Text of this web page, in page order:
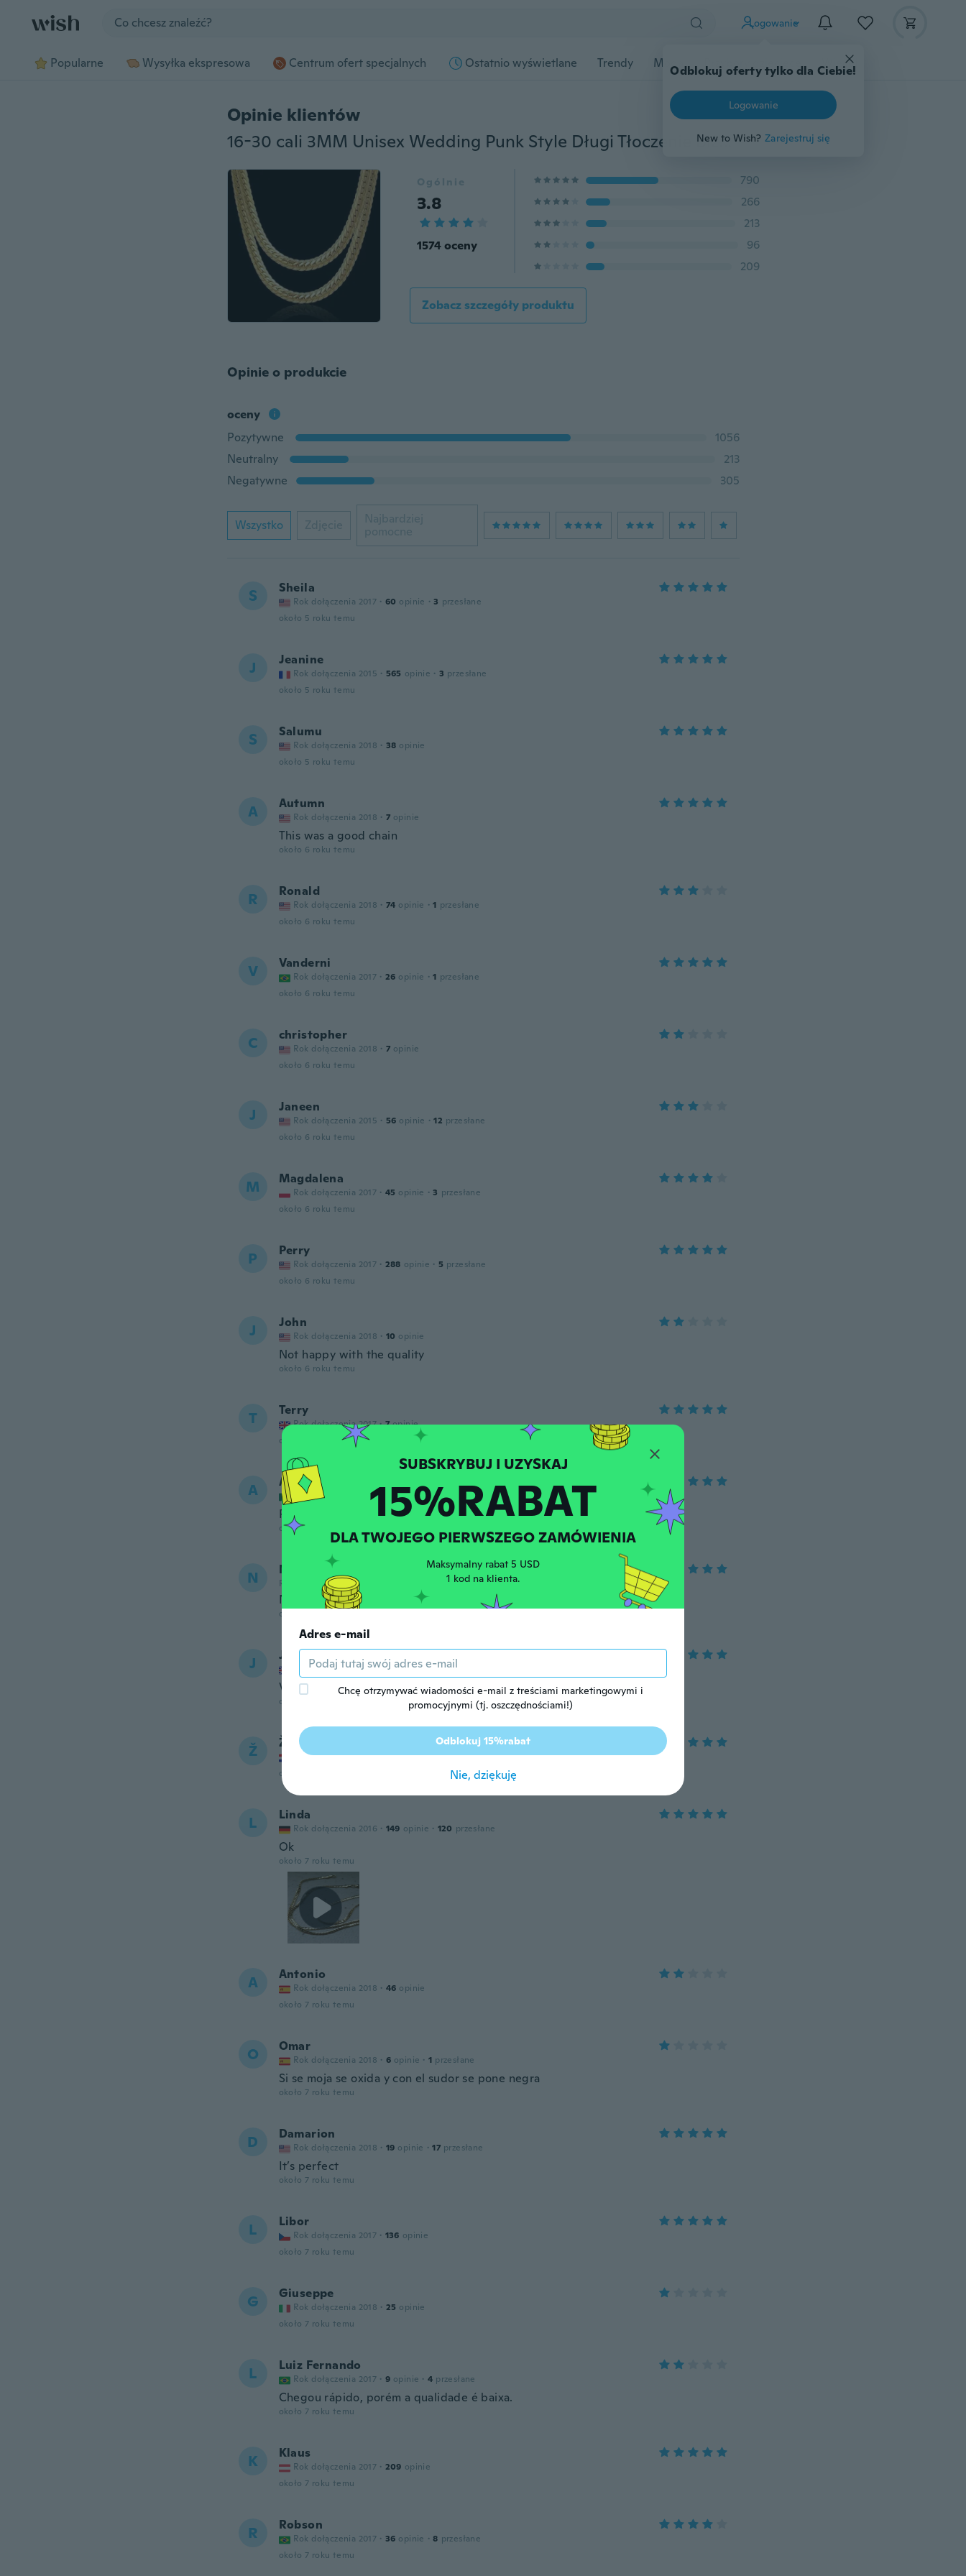
Logowanie
Odblokuj oferty tylko dla Ciebie!
Logowanie
New to Wish? Zarejestruj się
Popularne Wysyłka ekspresowa Centrum ofert specjalnych Ostatnio wyświetlane Trendy Moda Przybory dziecięce Więcej
Opinie klientów
16-30 cali 3MM Unisex Wedding Punk Style Długi Tłoczenie Biżuteria Naszyjnik Łańcuch Obojczyka Węża
Ogólnie
3.8
1574 oceny
790
266
213
96
209
Zobacz szczegóły produktu
Opinie o produkcie
oceny
Pozytywne
1056
Neutralny
213
Negatywne
305
Wszystko Zdjęcie
Najbardziej
pomocne
S Sheila
Rok dołączenia 2017 · 60 opinie · 3 przesłane
około 5 roku temu
J Jeanine
Rok dołączenia 2015 · 565 opinie · 3 przesłane
około 5 roku temu
S Salumu
Rok dołączenia 2018 · 38 opinie
około 5 roku temu
A Autumn
Rok dołączenia 2018 · 7 opinie
This was a good chain
około 6 roku temu
R Ronald
Rok dołączenia 2018 · 74 opinie · 1 przesłane
około 6 roku temu
V Vanderni
Rok dołączenia 2017 · 26 opinie · 1 przesłane
około 6 roku temu
C christopher
Rok dołączenia 2018 · 7 opinie
około 6 roku temu
J Janeen
Rok dołączenia 2015 · 56 opinie · 12 przesłane
około 6 roku temu
M Magdalena
Rok dołączenia 2017 · 45 opinie · 3 przesłane
około 6 roku temu
P Perry
Rok dołączenia 2017 · 288 opinie · 5 przesłane
około 6 roku temu
J John
Rok dołączenia 2018 · 10 opinie
Not happy with the quality
około 6 roku temu
T Terry
Rok dołączenia 2017 · 7 opinie
około 6 roku temu
A Arturo
Rok dołączenia 2017 opinie · 6 przesłane
Perfecto
około 6 roku temu
N NameDeleted
Rok dołączenia 2017 przesłane
Nice
około 6 roku temu
J John
Rok dołączenia 2018 · 11 opinie · 1 przesłane
Very nice
około 6 roku temu
Ž Željko
Rok dołączenia 2018 · 79 opinie · 1 przesłane
około 7 roku temu
L Linda
Rok dołączenia 2016 · 149 opinie · 120 przesłane
Ok
około 7 roku temu
A Antonio
Rok dołączenia 2018 · 46 opinie
około 7 roku temu
O Omar
Rok dołączenia 2018 · 6 opinie · 1 przesłane
Si se moja se oxida y con el sudor se pone negra
około 7 roku temu
D Damarion
Rok dołączenia 2018 · 19 opinie · 17 przesłane
It’s perfect
około 7 roku temu
L Libor
Rok dołączenia 2017 · 136 opinie
około 7 roku temu
G Giuseppe
Rok dołączenia 2018 · 25 opinie
około 7 roku temu
L Luiz Fernando
Rok dołączenia 2017 · 9 opinie · 4 przesłane
Chegou rápido, porém a qualidade é baixa.
około 7 roku temu
K Klaus
Rok dołączenia 2017 · 209 opinie
około 7 roku temu
R Robson
Rok dołączenia 2017 · 36 opinie · 8 przesłane
około 7 roku temu
15%RABAT
DLA TWOJEGO PIERWSZEGO ZAMÓWIENIA
Maksymalny rabat 5 USD
1 kod na klienta.
Adres e-mail
Chcę otrzymywać wiadomości e-mail z treściami marketingowymi i
promocyjnymi (tj. oszczędnościami!)
Odblokuj 15%rabat
Nie, dziękuję